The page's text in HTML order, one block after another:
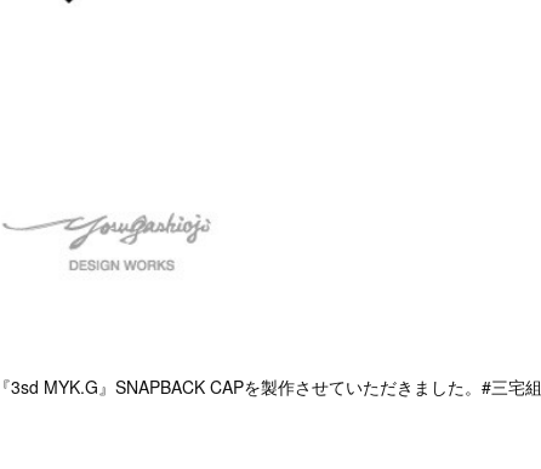
MYK.G』SNAPBACK CAPを製作させていただきました。#三宅組